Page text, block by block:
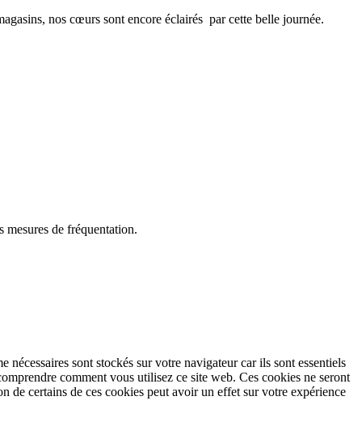
nos cœurs sont encore éclairés par cette belle journée.
de fréquentation.
sont stockés sur votre navigateur car ils sont essentiels
comment vous utilisez ce site web. Ces cookies ne seront
de certains de ces cookies peut avoir un effet sur votre expérience